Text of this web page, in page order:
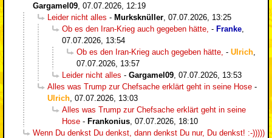
Gargamel09 07.07.2026, 12:19
Leider nicht alles - Murksknüller 07.07.2026, 13:25
Ob es den Iran-Krieg auch gegeben hätte, - Franke
07.07.2026, 13:54
Ob es den Iran-Krieg auch gegeben hätte, - Ulrich
07.07.2026, 13:57
Leider nicht alles - Gargamel09 07.07.2026, 13:53
Alles was Trump zur Chefsache erklärt geht in seine Hose -
Ulrich 07.07.2026, 13:03
Alles was Trump zur Chefsache erklärt geht in seine
Hose - Frankonius 07.07.2026, 18:10
Wenn Du denkst Du denkst, dann denkst Du nur, Du denkst! :-)))))